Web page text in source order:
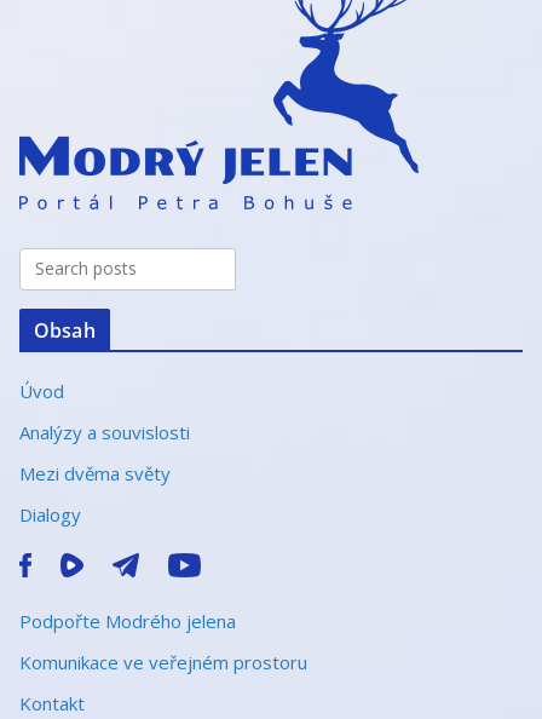
n
a
t
i
v
e
:
Obsah
Úvod
Analýzy a souvislosti
Mezi dvěma světy
Dialogy
Podpořte Modrého jelena
Komunikace ve veřejném prostoru
Kontakt